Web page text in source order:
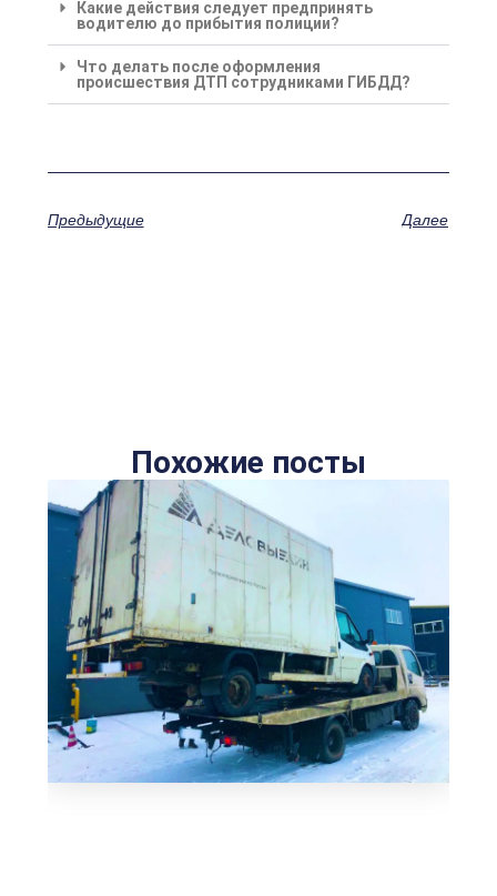
Какие действия следует предпринять
водителю до прибытия полиции?
Что делать после оформления
происшествия ДТП сотрудниками ГИБДД?
Предыдущие Далее
Похожие посты